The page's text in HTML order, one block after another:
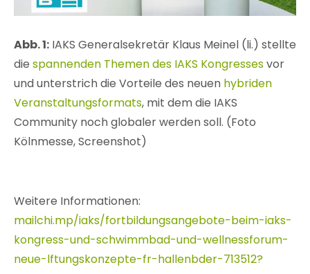
Abb. 1: IAKS Generalsekretär Klaus Meinel (li.) stellte
die spannenden Themen des IAKS Kongressesvor
und unterstrich die Vorteile des neuen hybriden
Veranstaltungsformats, mit dem die IAKS
Community noch globaler werden soll. (Foto
Kölnmesse, Screenshot)
Weitere Informationen:
mailchi.mp/iaks/fortbildungsangebote-beim-iaks-
kongress-und-schwimmbad-und-wellnessforum-
neue-lftungskonzepte-fr-hallenbder-713512?